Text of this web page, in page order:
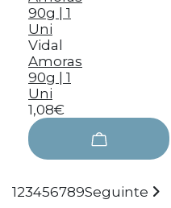
Vidal
Amoras
90g | 1
Uni
1,08€
123456789Seguinte